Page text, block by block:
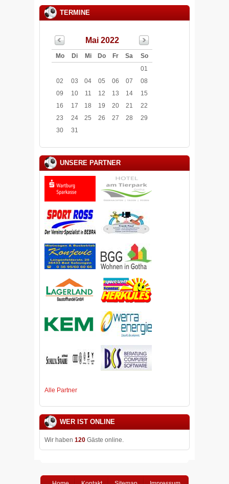
TERMINE
Mai 2022
Mo Di Mi Do Fr Sa
So
01
02
03 04 05 06 07
08
09
10 11 12 13 14
15
16
17 18 19 20 21
22
23
24 25 26 27 28
29
30
31
UNSERE PARTNER
Alle Partner
WER IST ONLINE
Wir haben 120 Gäste online.